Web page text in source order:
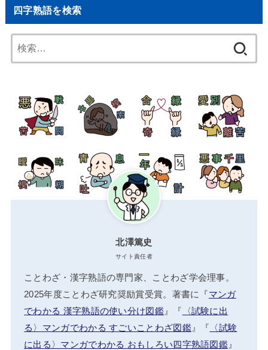
四字熟語を検索
索:
北澤篤史
サイト責任者
ことわざ・漢字熟語の専門家、ことわざ学会理事。
2025年度ことわざ研究奨励賞受賞。著書に『マンガ
でわかる 漢字熟語の使い分け図鑑』『 〈試験に出
る〉マンガでわかる すごいことわざ図鑑』『 〈試験
に出る〉マンガでわかる おもしろい四字熟語図鑑 』